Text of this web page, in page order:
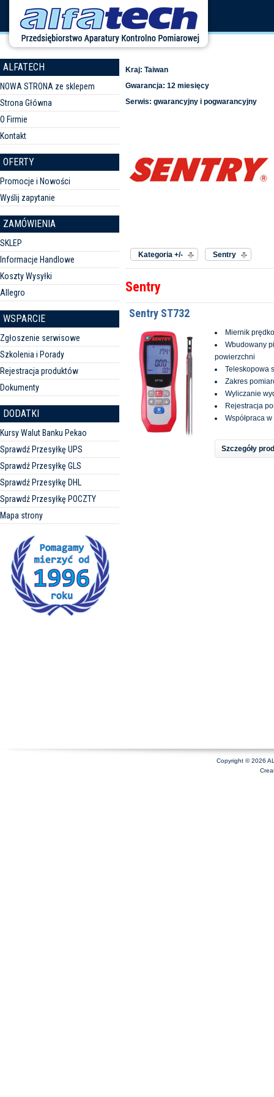
ALFATECH
NOWA STRONA ze sklepem
Strona Główna
O Firmie
Kontakt
OFERTY
Promocje i Nowości
Wyślij zapytanie
ZAMÓWIENIA
SKLEP
Informacje Handlowe
Koszty Wysyłki
Allegro
WSPARCIE
Zgłoszenie serwisowe
Szkolenia i Porady
Rejestracja produktów
Dokumenty
DODATKI
Kursy Walut Banku Pekao
Sprawdź Przesyłkę UPS
Sprawdź Przesyłkę GLS
Sprawdź Przesyłkę DHL
Sprawdź Przesyłkę POCZTY
Mapa strony
Kraj: Taiwan
Gwarancja: 12 miesięcy
Serwis: gwarancyjny i pogwarancyjny
Kategoria +/-
Sentry
Sentry
Sentry ST732
Miernik
Wbudowany
powierzchni
Teleskopowa
Zakres
Wyliczanie
Rejestracja
Współpraca
Szczegóły
Copyright © 2026